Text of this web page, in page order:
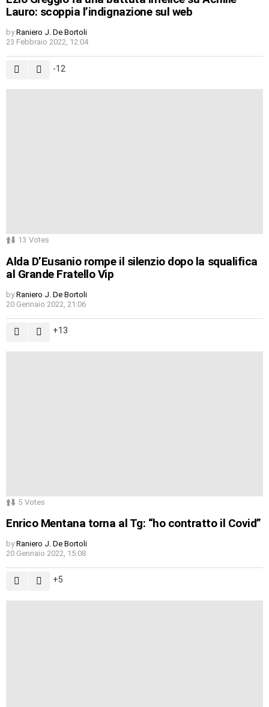
Lauro: scoppia l’indignazione sul web
by Raniero J. De Bortoli
23 Febbraio 2022, 12:04
-12
13 Votes
Alda D’Eusanio rompe il silenzio dopo la squalifica
al Grande Fratello Vip
by Raniero J. De Bortoli
20 Gennaio 2022, 21:06
13
5 Votes
Enrico Mentana torna al Tg: “ho contratto il Covid”
by Raniero J. De Bortoli
20 Gennaio 2022, 15:08
5